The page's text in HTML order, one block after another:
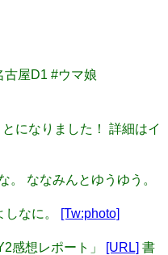
古屋D1 #ウマ娘
になりました！ 詳細はイ
ななみんとゆうゆう。
なに。 [Tw:photo]
感想レポート」 [URL] 書